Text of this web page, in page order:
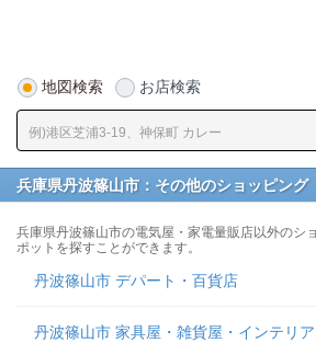
地図検索 お店検索
兵庫県丹波篠山市：その他のショッピング
兵庫県丹波篠山市の電気屋・家電量販店以外のシ
ポットを探すことができます。
丹波篠山市 デパート・百貨店
丹波篠山市 家具屋・雑貨屋・インテリ